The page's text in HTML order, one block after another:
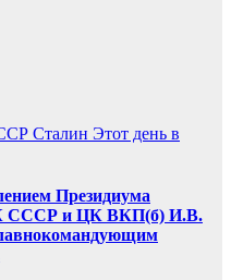
Сталин Этот день в
Президиума
СССР и ЦК ВКП(б) И.В.